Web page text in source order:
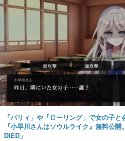
「パリィ」や「ローリング」で女の子
『小早川さんはソウルライク』無料公
DIED」